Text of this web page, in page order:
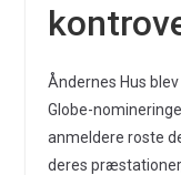
Åndernes Hus
Globe-
anmeldere roste
deres